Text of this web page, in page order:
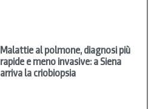
Malattie al polmone, diagnosi più
rapide e meno invasive: a Siena
arriva la criobiopsia